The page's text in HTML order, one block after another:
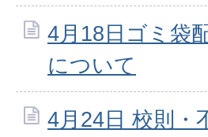
4月18日ゴミ袋
について
4月24日 校則・